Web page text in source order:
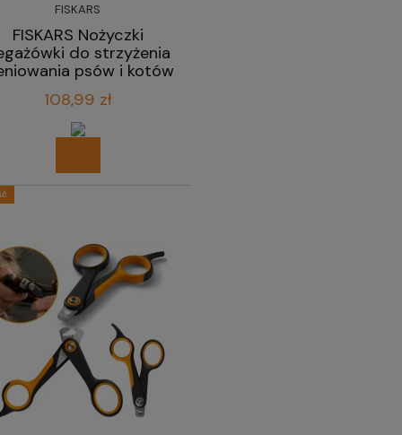
FISKARS
FISKARS Nożyczki
do strzyżenia
psów i kotów
108,99 zł